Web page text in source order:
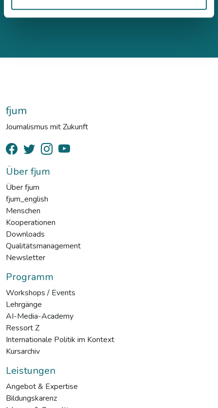
fjum
Journalismus mit Zukunft
Über fjum
Über fjum
fjum_english
Menschen
Kooperationen
Downloads
Qualitätsmanagement
Newsletter
Programm
Workshops / Events
Lehrgänge
AI-Media-Academy
Ressort Z
Internationale Politik im Kontext
Kursarchiv
Leistungen
Angebot & Expertise
Bildungskarenz